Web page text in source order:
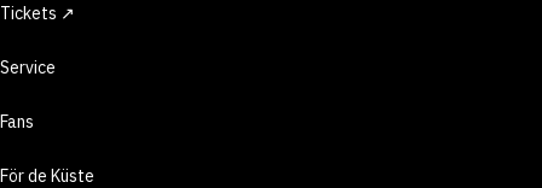
Tickets ↗
Service
Fans
För de Küste